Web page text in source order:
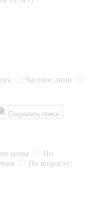
Частное лицо
Сохранить поиск
цены
По
По возрасту: